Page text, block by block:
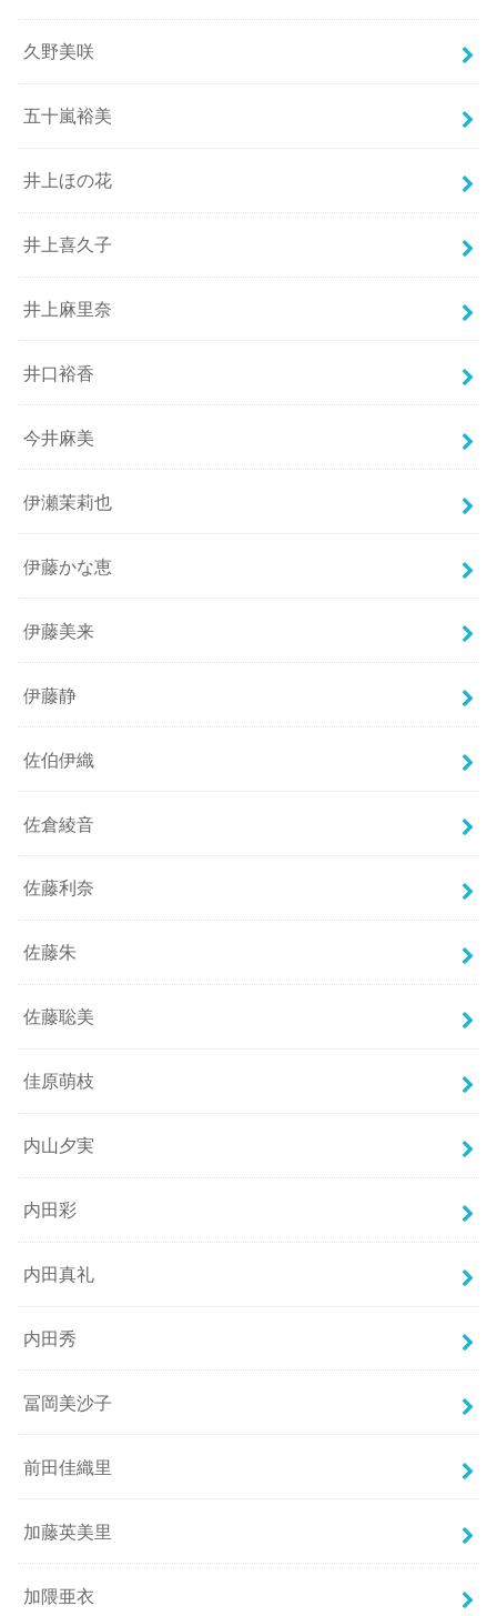
久野美咲
五十嵐裕美
井上ほの花
井上喜久子
井上麻里奈
井口裕香
今井麻美
伊瀬茉莉也
伊藤かな恵
伊藤美来
伊藤静
佐伯伊織
佐倉綾音
佐藤利奈
佐藤朱
佐藤聡美
佳原萌枝
内山夕実
内田彩
内田真礼
内田秀
冨岡美沙子
前田佳織里
加藤英美里
加隈亜衣